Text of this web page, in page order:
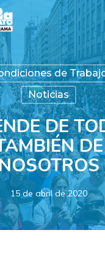
de
Noticias
DE
DE
15 de abril de 2020